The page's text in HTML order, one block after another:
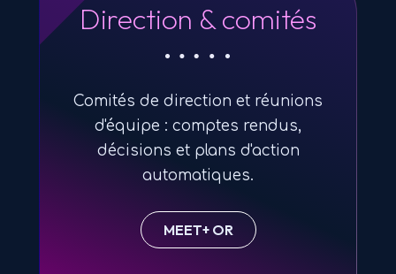
Direction & comités
Comités de direction et réunions
d'équipe : comptes rendus,
décisions et plans d'action
automatiques.
MEET+ OR